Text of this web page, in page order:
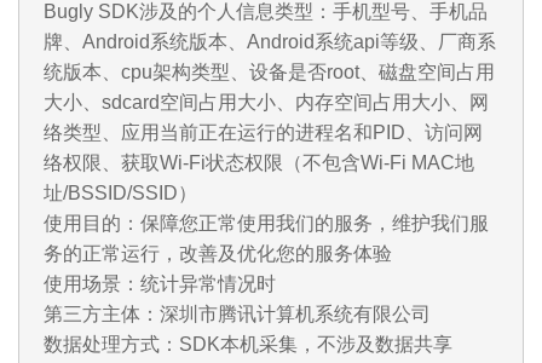
Bugly SDK涉及的个人信息类型：手机型号、手机品
牌、Android系统版本、Android系统api等级、厂商系
统版本、cpu架构类型、设备是否root、磁盘空间占用
大小、sdcard空间占用大小、内存空间占用大小、网
络类型、应用当前正在运行的进程名和PID、访问网
络权限、获取Wi-Fi状态权限（不包含Wi-Fi MAC地
址/BSSID/SSID）
使用目的：保障您正常使用我们的服务，维护我们服
务的正常运行，改善及优化您的服务体验
使用场景：统计异常情况时
第三方主体：深圳市腾讯计算机系统有限公司
数据处理方式：SDK本机采集，不涉及数据共享